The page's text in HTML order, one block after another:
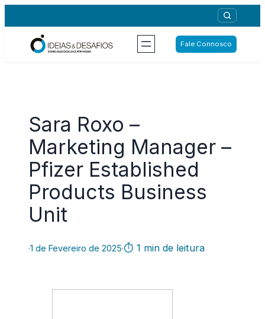
para
Fale Connosco
Sara Roxo –
Marketing Manager –
Pfizer Established
Products Business
Unit
·1 de Fevereiro de 2025·⏱ 1 min de leitura